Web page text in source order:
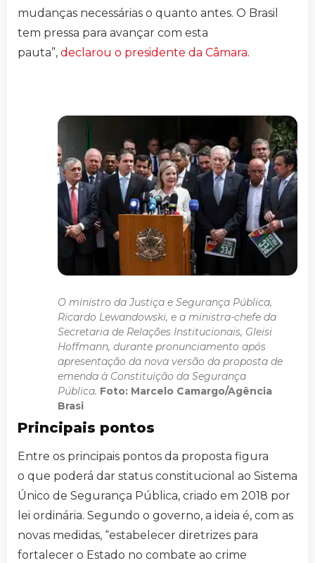
mudanças necessárias o quanto antes. O Brasil
tem pressa para avançar com esta
pauta”, declarou o presidente da Câmara.
O ministro da Justiça e Segurança Pública,
Ricardo Lewandowski, e a ministra-chefe da
Secretaria de Relações Institucionais, Gleisi
Hoffmann, durante pronunciamento após
apresentação da nova versão da proposta de
emenda à Constituição da Segurança
Pública. Foto: Marcelo Camargo/Agência
Brasi
Principais pontos
Entre os principais pontos da proposta figura
o que poderá dar status constitucional ao Sistema
Único de Segurança Pública, criado em 2018 por
lei ordinária. Segundo o governo, a ideia é, com as
novas medidas, “estabelecer diretrizes para
fortalecer o Estado no combate ao crime